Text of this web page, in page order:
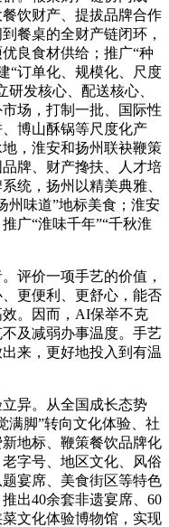
饮财产、提拔品牌合作
餐桌的全财产链闭环，
良食材供给；推广“种
“订单化、规模化、尺度
发核心、配送核心、
场，打制一批、国际性
博山酥锅等尺度化产
，淮安和扬州联袂鞭策
牌、财产搀扶、人才培
统，扬州以精美典雅、
州味道”地标美食；淮安
广“淮味千年”“千秋淮
价一项手艺的价值，
更便利、更舒心，能否
。因而，AI保举不克
及减弱办事温度。手艺
来，更好地投入到有温
异。从全国成长态势
满脚”转向文化体验、社
地标、鞭策餐饮品牌化
字号、地区文化、风俗
宴席、美食街区等特色
出40余套非遗宴席、60
文化体验博物馆，实现